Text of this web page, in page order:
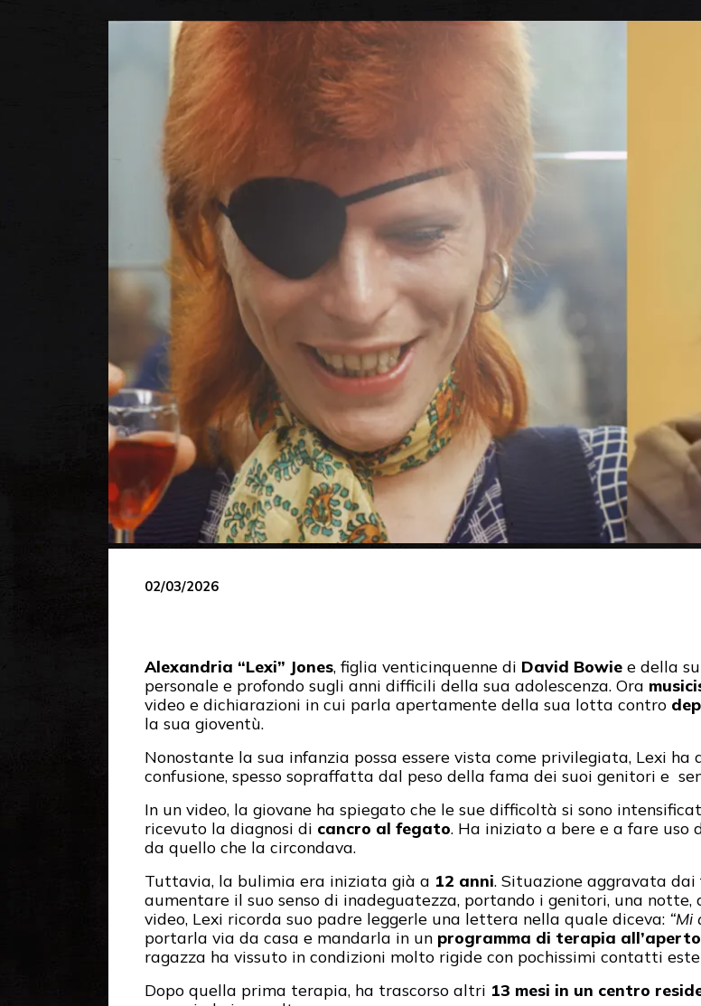
02/03/2026
Alexandria “Lexi” Jones, figlia venticinquenne di David Bowie e della
personale e profondo sugli anni difficili della sua adolescenza. Ora
video e dichiarazioni in cui parla apertamente della sua lotta contro
la sua gioventù.
Nonostante la sua infanzia possa essere vista come privilegiata, Lexi
confusione, spesso sopraffatta dal peso della fama dei suoi genitori e
In un video, la giovane ha spiegato che le sue difficoltà si sono
ricevuto la diagnosi di cancro al fegato. Ha iniziato a bere e a fare uso
da quello che la circondava.
Tuttavia, la bulimia era iniziata già a 12 anni. Situazione aggravata
aumentare il suo senso di inadeguatezza, portando i genitori, una
video, Lexi ricorda suo padre leggerle una lettera nella quale diceva: “Mi
portarla via da casa e mandarla in un programma di terapia
ragazza ha vissuto in condizioni molto rigide con pochissimi contatti
Dopo quella prima terapia, ha trascorso altri 13 mesi in un centro